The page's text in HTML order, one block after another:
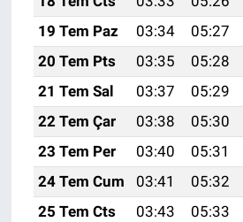
19 Tem Paz
03:34 05:27
20 Tem Pts
03:35 05:28
21 Tem Sal
03:37 05:29
22 Tem Çar
03:38 05:30
23 Tem Per
03:40 05:31
24 Tem Cum
03:41 05:32
25 Tem Cts
03:43 05:33